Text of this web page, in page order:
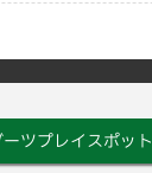
ツプレイスポット